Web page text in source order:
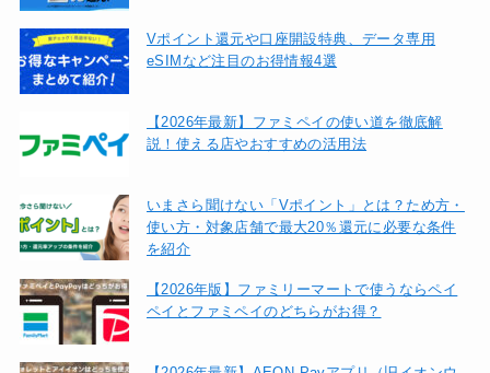
Vポイント還元や口座開設特典、データ専用
eSIMなど注目のお得情報4選
【2026年最新】ファミペイの使い道を徹底解
説！使える店やおすすめの活用法
いまさら聞けない「Vポイント」とは？ため方・
使い方・対象店舗で最大20％還元に必要な条件
を紹介
【2026年版】ファミリーマートで使うならペイ
ペイとファミペイのどちらがお得？